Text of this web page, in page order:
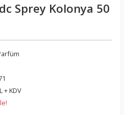
Sprey Kolonya 50
+ KDV